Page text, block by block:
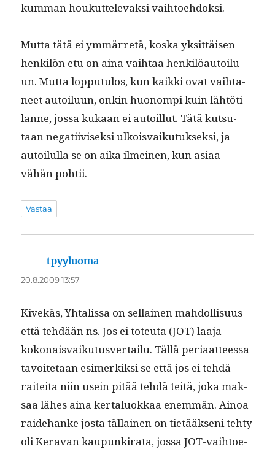
kum­man houkut­tel­e­vak­si vaihtoehdoksi.
Mut­ta tätä ei ymmär­retä, kos­ka yksit­täisen
henkilön etu on aina vai­h­taa henkilöau­toilu­
un. Mut­ta lop­putu­los, kun kaik­ki ovat vai­h­ta­
neet autoilu­un, onkin huonom­pi kuin lähtöti­
lanne, jos­sa kukaan ei autoil­lut. Tätä kut­su­
taan negati­ivisek­si ulkois­vaiku­tuk­sek­si, ja
autoilul­la se on aika ilmeinen, kun asi­aa
vähän pohtii.
Vastaa
tpyyluoma
20.8.2009 13:57
Kivekäs, Yhtalis­sa on sel­l­ainen mah­dol­lisu­us
että tehdään ns. Jos ei toteu­ta (JOT) laa­ja
kokon­ais­vaiku­tusver­tailu. Täl­lä peri­aat­teessa
tavoite­taan esimerkik­si se että jos ei tehdä
raitei­ta niin usein pitää tehdä teitä, joka mak­
saa läh­es aina ker­talu­okkaa enem­män. Ain­oa
raide­hanke jos­ta täl­lainen on tietääk­seni tehty
oli Ker­a­van kaupunki­ra­ta, jos­sa JOT-vai­h­toe­